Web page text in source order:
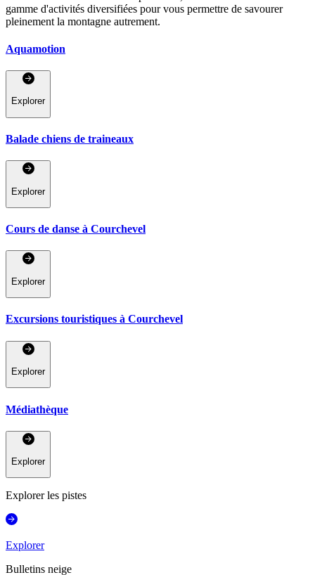
gamme d'activités diversifiées pour vous permettre de savourer
pleinement la montagne autrement.
Aquamotion
Explorer
Balade chiens de traineaux
Explorer
Cours de danse à Courchevel
Explorer
Excursions touristiques à Courchevel
Explorer
Médiathèque
Explorer
Explorer les pistes
Explorer
Bulletins neige